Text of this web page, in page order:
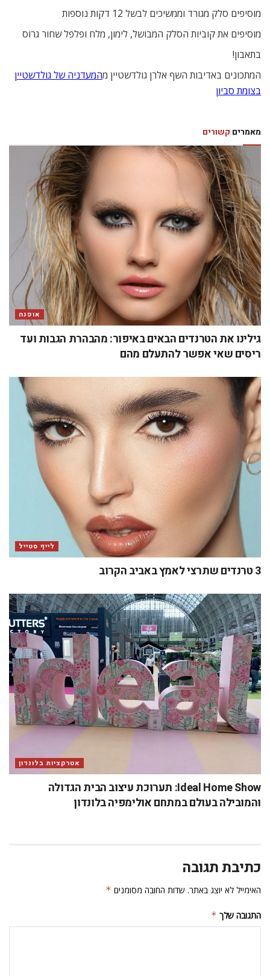
מוסיפים סלק מגורד וממשיכים לבשל 12 דקות נוספות
מוסיפים את קוביות הסלק המבושל, לימון, מלח ופלפל שחור גרוס
בתאבון!
המתכונים באדיבות השף אלרן גולדשטיין מהמעדניה של גולדשטיין
בצומת סביון
מאמרים קשורים
אופנה
גילינו את הטרנדים הבאים באיפור: מהבהרת הגבות ועד
ריסים שאי אפשר להתעלם מהם
לייף סטייל
3 טרנדים שתרצי לאמץ באביב הקרוב
אטרקציות בלונדון
Ideal Home Show: תערוכת עיצוב הבית הגדולה
והמובילה בעולם במתחם אולימפיה בלונדון
כתיבת תגובה
האימייל לא יוצג באתר. שדות החובה מסומנים *
התגובה שלך *